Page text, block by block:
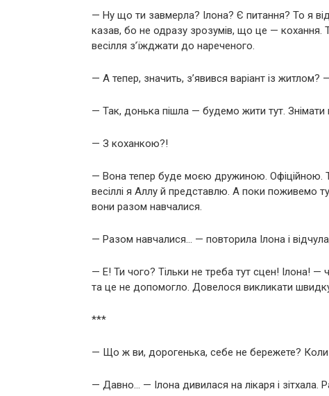
— Ну що ти завмерла? Ілона? Є питання? То я
казав, бо не одразу зрозумів, що це —
весілля з’їжджати до нареченого.
— А тепер, значить, з’явився варіант із житлом?
— Так, донька пішла — будемо жити тут. Знімати
— З коханкою?!
— Вона тепер буде моєю дружиною. Офіційною.
весіллі я Аллу й представлю. А поки поживемо
вони разом навчалися.
— Разом навчалися… — повторила Ілона і
— Е! Ти чого? Тільки не треба тут сцен! Ілона! —
та це не допомогло. Довелося викликати
***
— Що ж ви, дорогенька, себе не бережете? Коли
— Давно… — Ілона дивилася на лікаря і зітхала.